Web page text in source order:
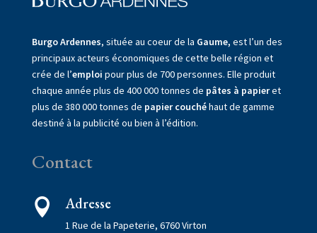
Burgo Ardennes, située au coeur de la Gaume, est l’un des
principaux acteurs économiques de cette belle région et
crée de l’emploi pour plus de 700 personnes. Elle produit
chaque année plus de 400 000 tonnes de pâtes à papieret
plus de 380 000 tonnes de papier couchéhaut de gamme
destiné à la publicité ou bien à l’édition.
Contact
 Adresse
1 Rue de la Papeterie, 6760 Virton